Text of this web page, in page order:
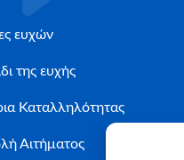
ευχών
της ευχής
Καταλληλότητας
Αιτήματος